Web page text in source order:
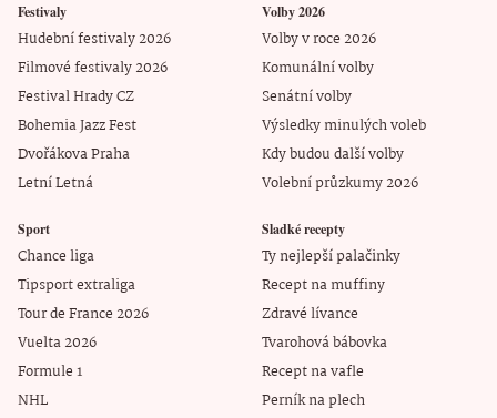
Festivaly
Hudební festivaly 2026
Filmové festivaly 2026
Festival Hrady CZ
Bohemia Jazz Fest
Dvořákova Praha
Letní Letná
Volby 2026
Volby v roce 2026
Komunální volby
Senátní volby
Výsledky minulých voleb
Kdy budou další volby
Volební průzkumy 2026
Sport
Chance liga
Tipsport extraliga
Tour de France 2026
Vuelta 2026
Formule 1
NHL
Sladké recepty
Ty nejlepší palačinky
Recept na muffiny
Zdravé lívance
Tvarohová bábovka
Recept na vafle
Perník na plech